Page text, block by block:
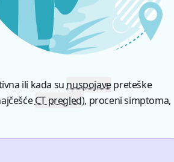
ili kada su nuspojavepreteške
CT pregled), proceni simptoma,